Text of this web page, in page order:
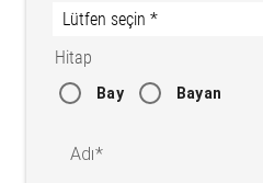
Hitap
Bay Bayan
Adı